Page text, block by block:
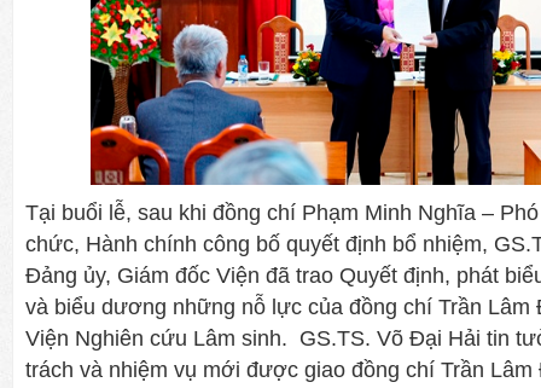
Tại buổi lễ, sau khi đồng chí Phạm Minh Nghĩa –
chức, Hành chính công bố quyết định bổ nhiệm,
Đảng ủy, Giám đốc Viện đã trao Quyết định, phát
và biểu dương những nỗ lực của đồng chí Trần
Viện Nghiên cứu Lâm sinh. GS.TS. Võ Đại Hải tin
trách và nhiệm vụ mới được giao đồng chí Trần